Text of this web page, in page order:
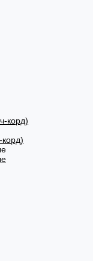
корд)